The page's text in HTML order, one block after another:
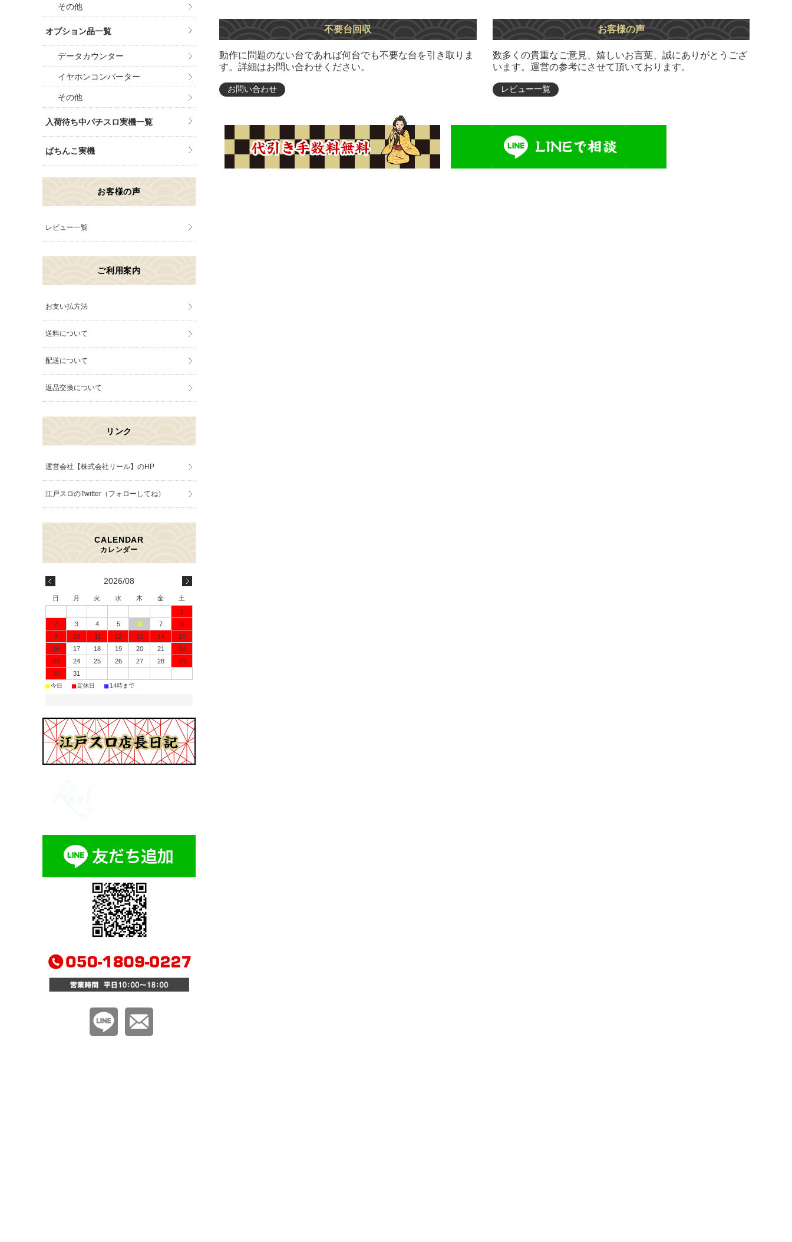
不要台回収
動作に問題のない台であれば何台でも不要な台を引き取りま
す。詳細はお問い合わせください。
お問い合わせ
お客様の声
数多くの貴重なご意見、嬉しいお言葉、誠にありがとうござ
います。運営の参考にさせて頂いております。
レビュー一覧
その他
オプション品一覧
データカウンター
イヤホンコンバーター
その他
入荷待ち中パチスロ実機一覧
ぱちんこ実機
お客様の声
レビュー一覧
ご利用案内
お支い払方法
送料について
配送について
返品交換について
リンク
運営会社【株式会社リール】のHP
江戸スロのTwitter（フォローしてね）
2026/08
日 月 火 水 木 金
土
1
2
3 4 5 6 7
8
9
10 11 12 13 14
15
16
17 18 19 20 21
22
23
24 25 26 27 28
29
30
31
■今日 ■定休日 ■ 14時まで